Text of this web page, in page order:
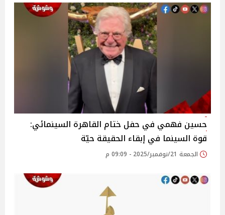
حسين فهمي في حفل ختام القاهرة السينمائي:
قوة السينما في إبقاء الحقيقة حيّة
الجمعة 21/نوفمبر/2025 - 09:09 م